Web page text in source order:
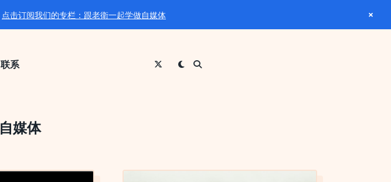
点击订阅我们的专栏：跟老衛一起学做自媒体
×
联系
自媒体